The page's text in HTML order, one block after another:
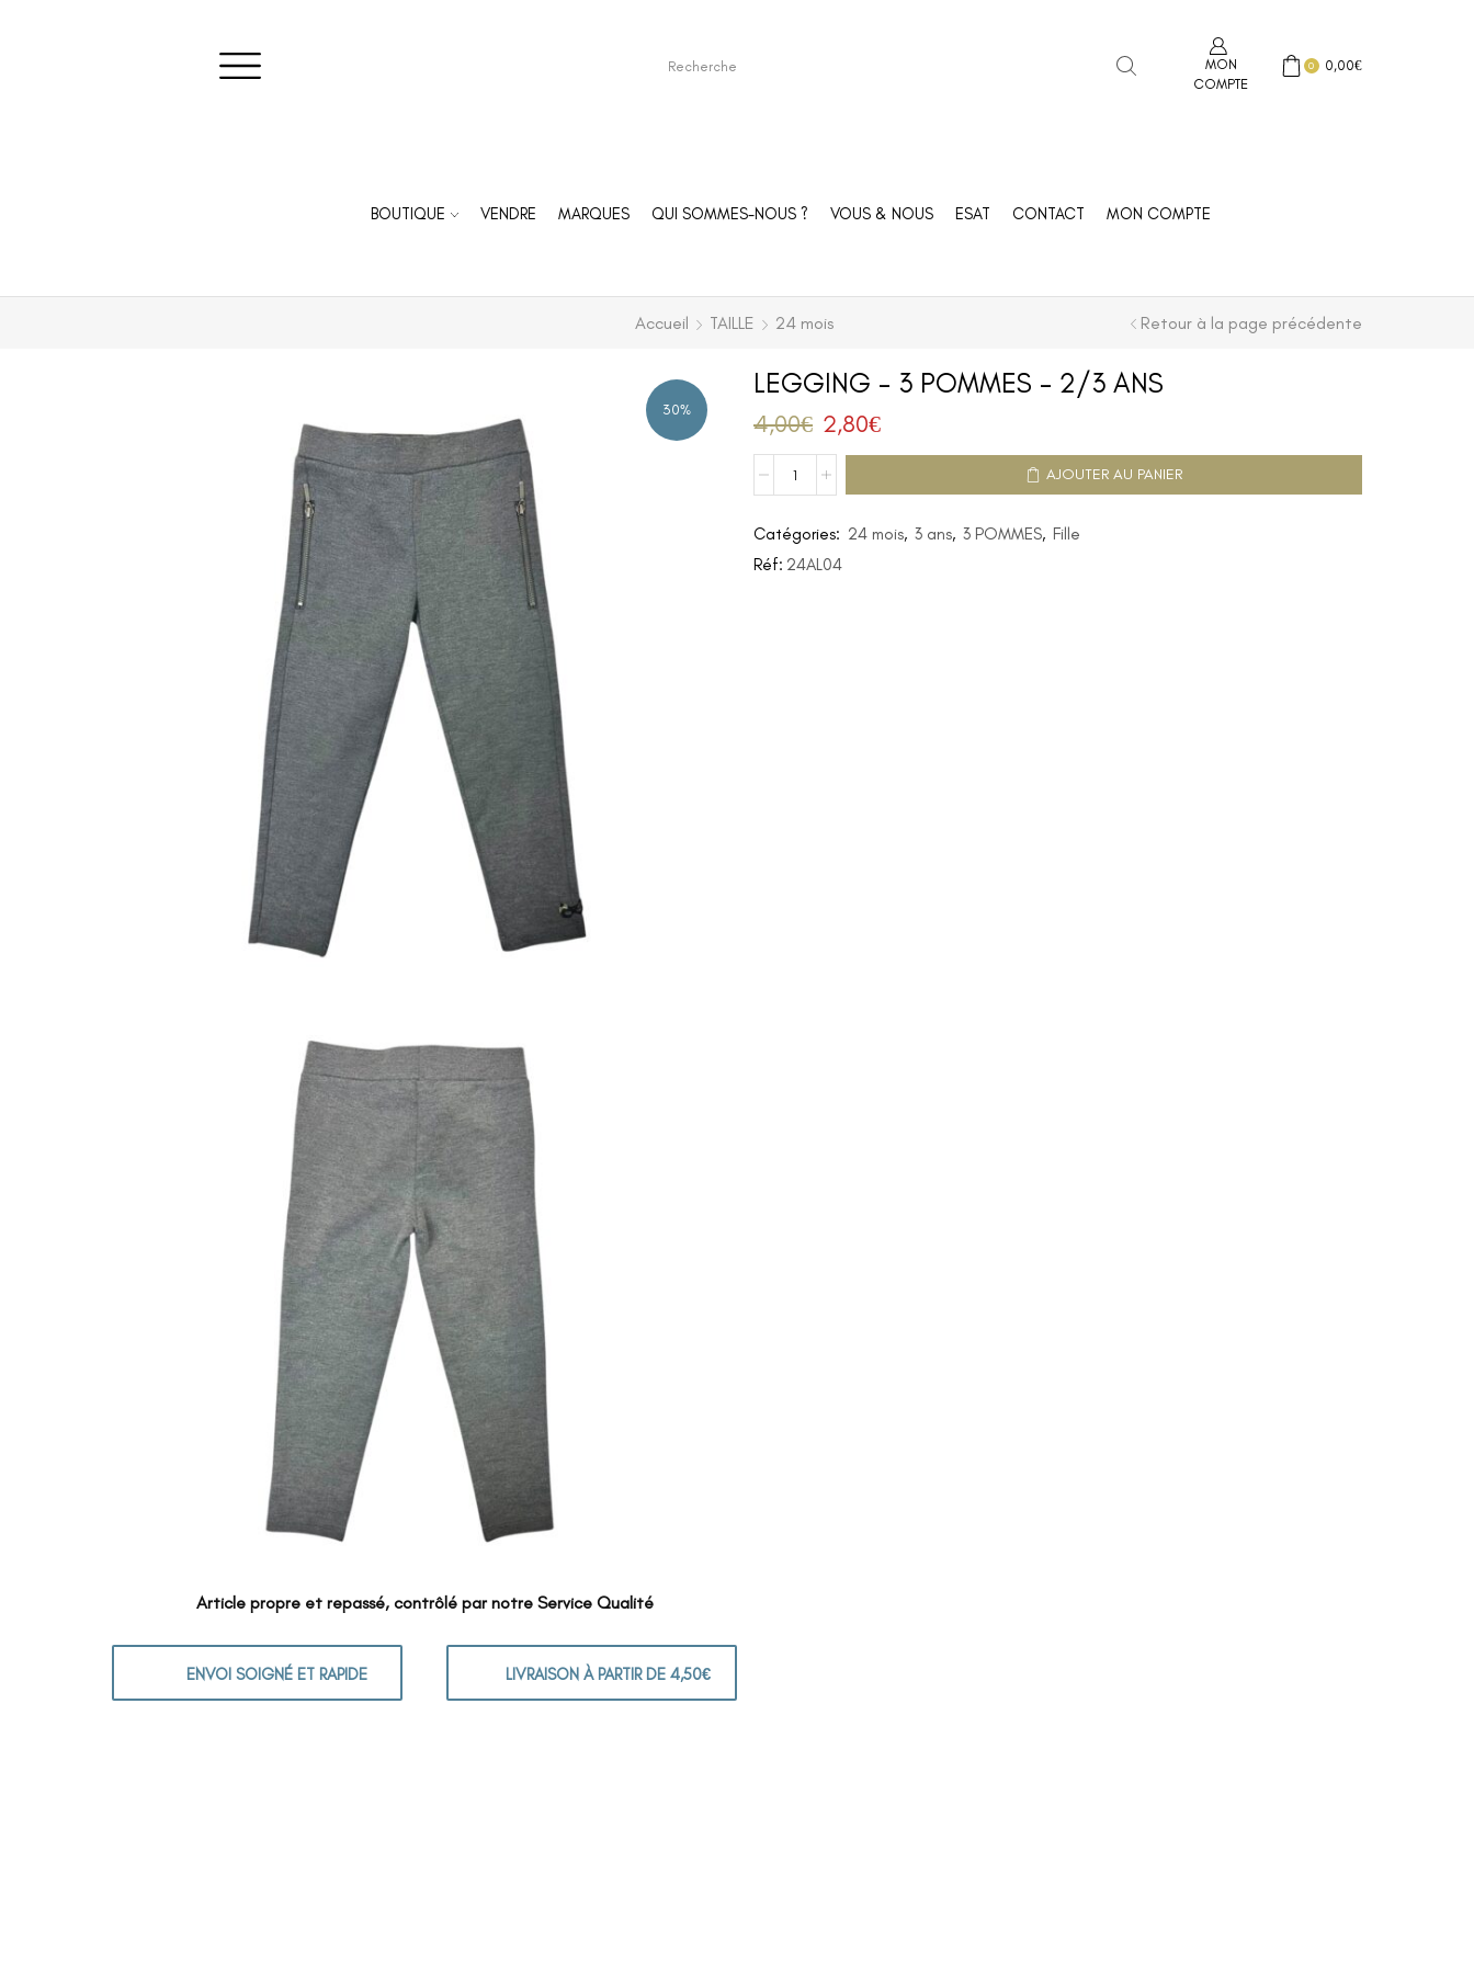
MON
COMPTE
0 0,00€
BOUTIQUE VENDRE MARQUES QUI SOMMES-NOUS ? VOUS & NOUS ESAT CONTACT MON COMPTE
Accueil TAILLE 24 mois Retour à la page précédente
30%
LEGGING – 3 POMMES – 2/3 ANS
4,00€ 2,80€
AJOUTER AU PANIER
Catégories: 24 mois, 3 ans, 3 POMMES, Fille
Réf: 24AL04
Article propre et repassé, contrôlé par notre Service Qualité
ENVOI SOIGNÉ ET RAPIDE LIVRAISON À PARTIR DE 4,50€